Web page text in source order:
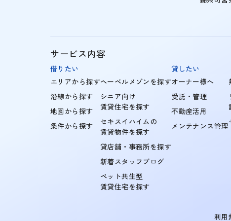
サービス内容
借りたい
エリアから探す
沿線から探す
地図から探す
条件から探す
ヘーベルメゾンを探す
シニア向け
賃貸住宅を探す
セキスイハイムの
賃貸物件を探す
貸店舗・事務所を探す
新着スタッフブログ
ペット共生型
賃貸住宅を探す
貸したい
オーナー様へ
受託・管理
不動産活用
メンテナンス管理
利用